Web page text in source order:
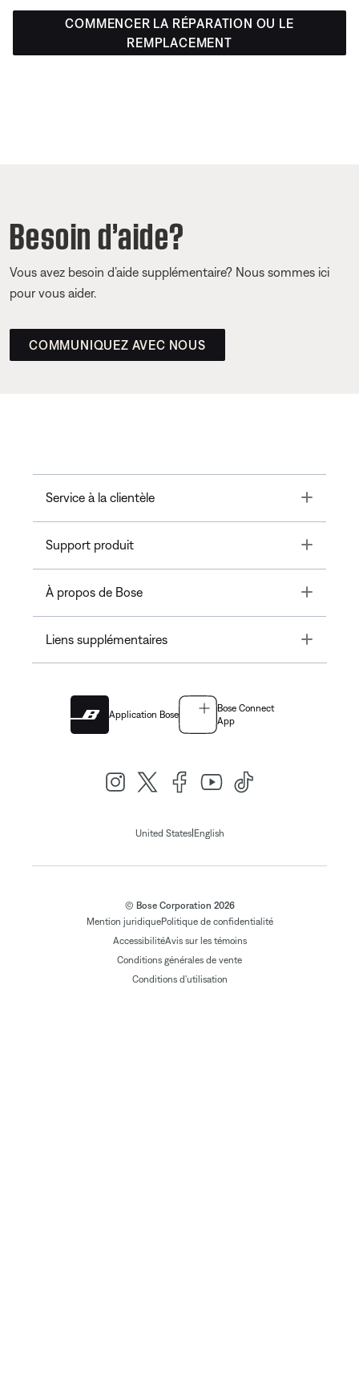
COMMENCER LA RÉPARATION OU LE
REMPLACEMENT
Besoin d’aide?
Vous avez besoin d’aide supplémentaire? Nous sommes ici
pour vous aider.
COMMUNIQUEZ AVEC NOUS
Service à la clientèle Toggle
Support produit Toggle
À propos de Bose Toggle
Liens supplémentaires Toggle
Application Bose
Bose Connect
App
United States| English
© Bose Corporation 2026
Mention juridiquePolitique de confidentialité
AccessibilitéAvis sur les témoins
Conditions générales de vente
Conditions d'utilisation